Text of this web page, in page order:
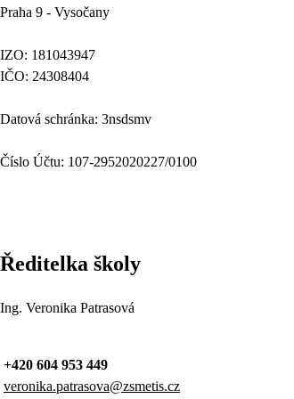
Praha 9 - Vysočany
IZO: 181043947
IČO: 24308404
Datová schránka: 3nsdsmv
Číslo Účtu: 107-2952020227/0100
Ředitelka školy
Ing. Veronika Patrasová
+420 604 953 449
veronika.patrasova@zsmetis.cz